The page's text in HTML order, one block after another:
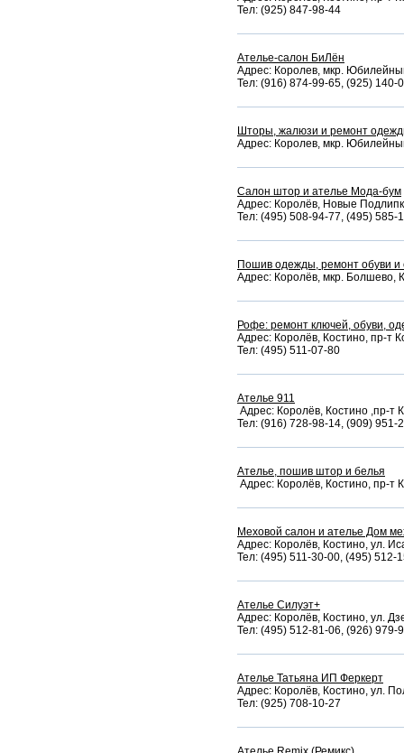
Тел: (925) 847-98-44
Ателье-салон БиЛён
Адрес: Королев, мкр.
Тел: (916) 874-99-65, (925) 140-
Шторы, жалюзи и ремонт
Адрес: Королев, мкр.
Салон штор и ателье Мода-бум
Адрес: Королёв, Новые
Тел: (495) 508-94-77, (495) 585-
Пошив одежды, ремонт обуви
Адрес: Королёв, мкр. Болшево,
Рофе: ремонт ключей, обуви,
Адрес: Королёв, Костино, пр-т
Тел: (495) 511-07-80
Ателье 911
Адрес: Королёв, Костино ,пр-т
Тел: (916) 728-98-14, (909) 951-
Ателье, пошив штор и белья
Адрес: Королёв, Костино, пр-т
Меховой салон и ателье Дом
Адрес: Королёв, Костино, ул.
Тел: (495) 511-30-00, (495) 512-
Ателье Силуэт+
Адрес: Королёв, Костино, ул.
Тел: (495) 512-81-06, (926) 979-
Ателье Татьяна ИП Феркерт
Адрес: Королёв, Костино, ул.
Тел: (925) 708-10-27